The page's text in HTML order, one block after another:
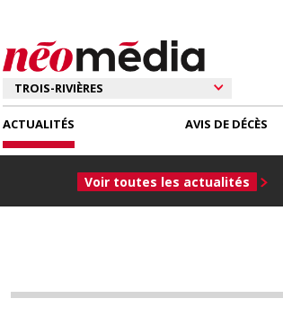
ACTUALITÉS
Voir toutes les actualités
AVIS DE DÉCÈS